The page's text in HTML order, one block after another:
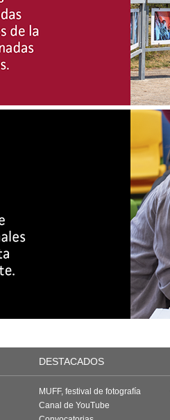
DESTACADOS
MUFF, festival de fotografía
Canal de YouTube